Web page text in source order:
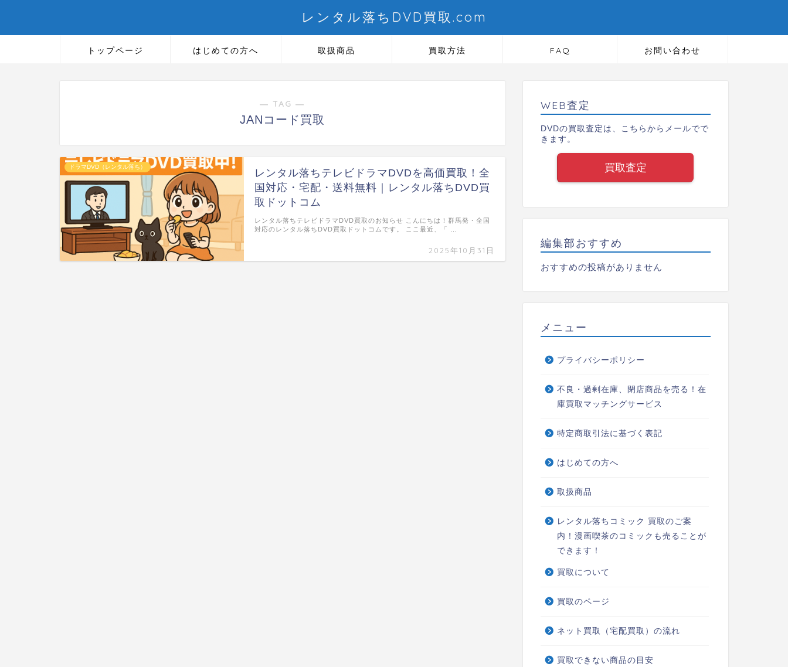
レンタル落ちDVD買取.com
トップページ はじめての方へ 取扱商品 買取方法 FAQ お問い合わせ
― TAG ―
JANコード買取
ドラマDVD（レンタル落ち）
レンタル落ちテレビドラマDVDを高価買取！全
国対応・宅配・送料無料｜レンタル落ちDVD買
取ドットコム
2025年10月31日
レンタル落ちテレビドラマDVD買取のお知らせ こんにちは！群馬発・全国
対応のレンタル落ちDVD買取ドットコムです。 ここ最近、「 …
WEB査定
DVDの買取査定は、こちらからメールでで
きます。
買取査定
編集部おすすめ
おすすめの投稿がありません
メニュー
プライバシーポリシー
不良・過剰在庫、閉店商品を売る！在
庫買取マッチングサービス
特定商取引法に基づく表記
はじめての方へ
取扱商品
レンタル落ちコミック 買取のご案
内！漫画喫茶のコミックも売ることが
できます！
買取について
買取のページ
ネット買取（宅配買取）の流れ
買取できない商品の目安